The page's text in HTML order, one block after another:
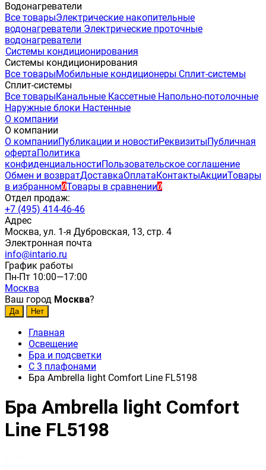
Водонагреватели
Все товарыЭлектрические накопительные
водонагреватели Электрические проточные
водонагреватели
Системы кондиционирования
Системы кондиционирования
Все товарыМобильные кондиционеры Сплит-системы
Сплит-системы
Все товарыКанальные Кассетные Напольно-потолочные
Наружные блоки Настенные
О компании
О компании
О компанииПубликации и новостиРеквизитыПубличная
офертаПолитика
конфиденциальностиПользовательское соглашение
Обмен и возвратДоставкаОплатаКонтактыАкцииТовары
в избранном0Товары в сравнении0
Отдел продаж:
+7 (495) 414-46-46
Адрес
Москва, ул. 1-я Дубровская, 13, стр. 4
Электронная почта
info@intario.ru
График работы
Пн-Пт 10:00—17:00
Москва
Ваш город Москва?
Главная
Освещение
Бра и подсветки
С 3 плафонами
Бра Ambrella light Comfort Line FL5198
Бра Ambrella light Comfort
Line FL5198